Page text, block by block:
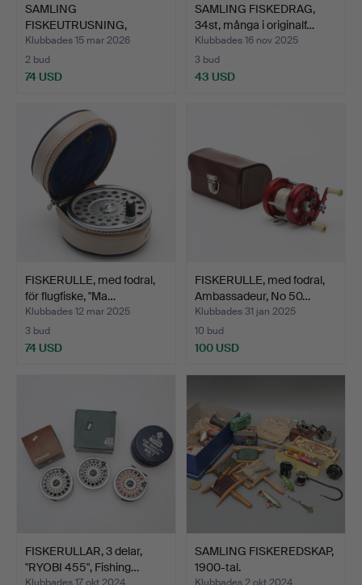
SAMLING
FISKEUTRUSNING,
Ambassadeur 6500 C…
Klubbades 15 mar 2026
2 bud
74 USD
SAMLING FISKEDRAG,
34st, många i originalf…
Klubbades 16 nov 2025
3 bud
43 USD
FISKERULLE, med fodral,
för flugfiske, "Ma…
Klubbades 12 mar 2025
3 bud
74 USD
FISKERULLE, med fodral,
Ambassadeur, No 50…
Klubbades 31 jan 2025
10 bud
100 USD
FISKERULLAR, 3 delar,
"RYOBI 455", Fishing…
Klubbades 17 okt 2024
SAMLING FISKEREDSKAP,
1900-tal.
Klubbades 2 okt 2024